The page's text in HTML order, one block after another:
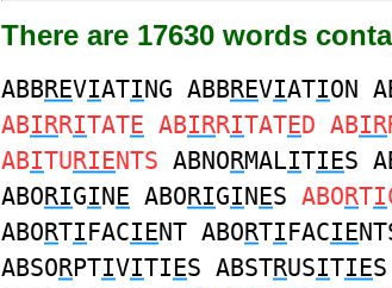
There are 17630 words
ABBREVIATING ABBREVIATION
ABIRRITATE ABIRRITATED ABIR
ABITURIENTS ABNORMALITIES
ABORIGINE ABORIGINES ABORTI
ABORTIFACIENT ABORTIFACIE
ABSORPTIVITIES ABSTRUSITIE